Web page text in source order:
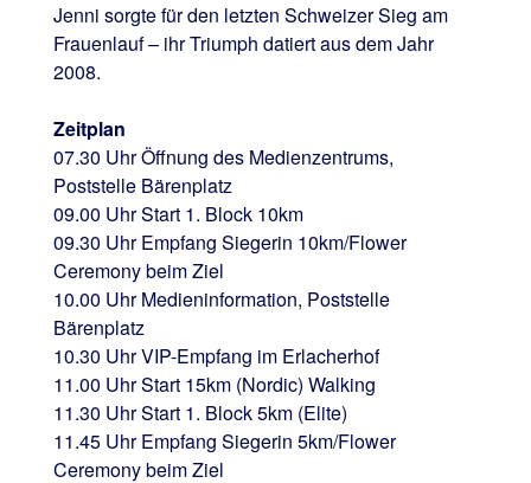
Jenni sorgte für den letzten Schweizer Sieg am
Frauenlauf – ihr Triumph datiert aus dem Jahr
2008.
Zeitplan
07.30 Uhr Öffnung des Medienzentrums,
Poststelle Bärenplatz
09.00 Uhr Start 1. Block 10km
09.30 Uhr Empfang Siegerin 10km/Flower
Ceremony beim Ziel
10.00 Uhr Medieninformation, Poststelle
Bärenplatz
10.30 Uhr VIP-Empfang im Erlacherhof
11.00 Uhr Start 15km (Nordic) Walking
11.30 Uhr Start 1. Block 5km (Elite)
11.45 Uhr Empfang Siegerin 5km/Flower
Ceremony beim Ziel